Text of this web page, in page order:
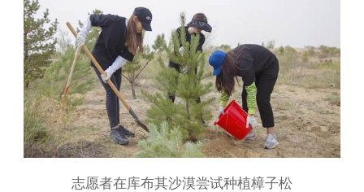
志愿者在库布其沙漠尝试种植樟子松